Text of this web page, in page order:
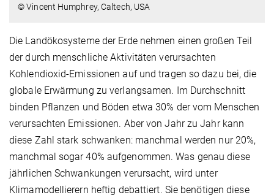
© Vincent Humphrey, Caltech, USA
Die Landökosysteme der Erde nehmen einen großen Teil
der durch menschliche Aktivitäten verursachten
Kohlendioxid-Emissionen auf und tragen so dazu bei, die
globale Erwärmung zu verlangsamen. Im Durchschnitt
binden Pflanzen und Böden etwa 30% der vom Menschen
verursachten Emissionen. Aber von Jahr zu Jahr kann
diese Zahl stark schwanken: manchmal werden nur 20%,
manchmal sogar 40% aufgenommen. Was genau diese
jährlichen Schwankungen verursacht, wird unter
Klimamodellierern heftig debattiert. Sie benötigen diese